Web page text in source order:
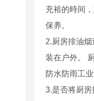
充裕的時间
保养。
2.厨房排油
装在户外。
防水防雨工
3.是否将厨